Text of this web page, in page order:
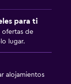
para ti
ofertas de
lugar.
alojamientos